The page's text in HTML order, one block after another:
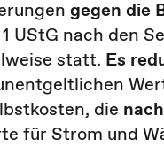
gegen die
UStG nach den
statt. Es
die
für Strom und